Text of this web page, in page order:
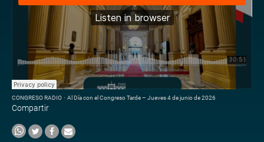
CONGRESO RADIO · Al Día con el Congreso Tarde – Jueves 4 de junio de 2026
Compartir